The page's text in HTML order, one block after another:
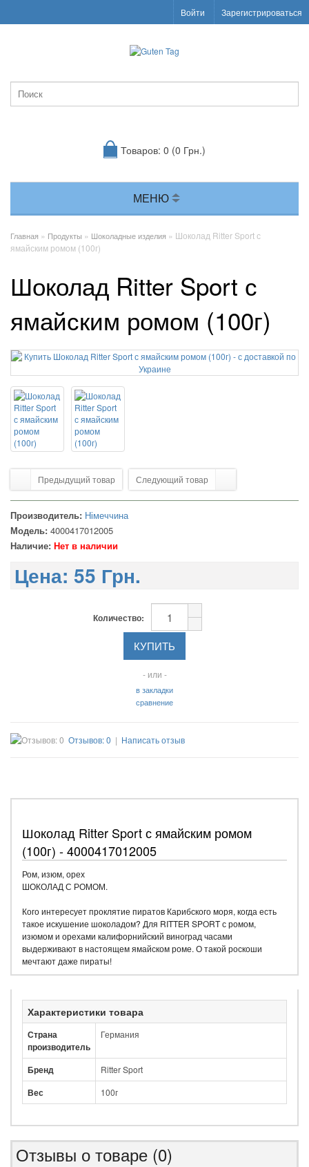
Войти Зарегистрироваться
Товаров: 0 (0 Грн.)
МЕНЮ
Главная » Продукты » Шоколадные изделия » Шоколад Ritter Sport с
ямайским ромом (100г)
Шоколад Ritter Sport с
ямайским ромом (100г)
Предыдущий товар Следующий товар
Производитель: Німеччина
Модель: 4000417012005
Наличие: Нет в наличии
Цена: 55 Грн.
Количество:
- или -
в закладки
сравнение
Отзывов: 0 | Написать отзыв
Шоколад Ritter Sport с ямайским ромом
(100г) - 4000417012005
Ром, изюм, орех
ШОКОЛАД С РОМОМ.
Кого интересует проклятие пиратов Карибского моря, когда есть
такое искушение шоколадом? Для RITTER SPORT с ромом,
изюмом и орехами калифорнийский виноград часами
выдерживают в настоящем ямайском роме. О такой роскоши
мечтают даже пираты!
Характеристики товара
Страна
производитель
Германия
Бренд Ritter Sport
Вес 100г
Отзывы о товаре (0)